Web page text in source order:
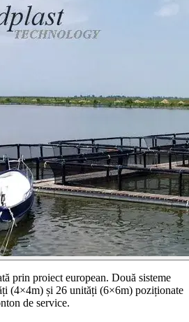
prin proiect european. Două sisteme
(4×4m) și 26 unități (6×6m) poziționate
de service.